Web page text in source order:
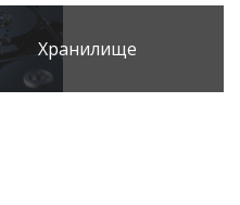
Хранилище